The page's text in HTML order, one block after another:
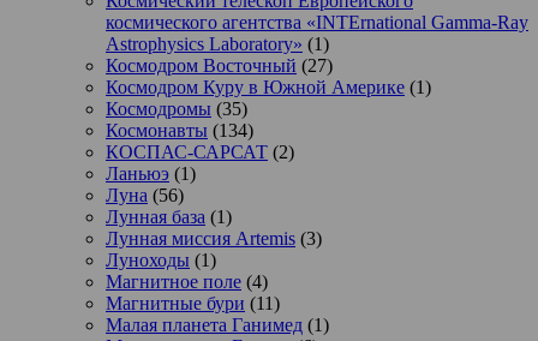
космического агентства «INTErnational Gamma-Ray
Astrophysics Laboratory» (1)
Космодром Восточный (27)
Космодром Куру в Южной Америке (1)
Космодромы (35)
Космонавты (134)
КОСПАС-САРСАТ (2)
Ланьюэ (1)
Луна (56)
Лунная база (1)
Лунная миссия Artemis (3)
Луноходы (1)
Магнитное поле (4)
Магнитные бури (11)
Малая планета Ганимед (1)